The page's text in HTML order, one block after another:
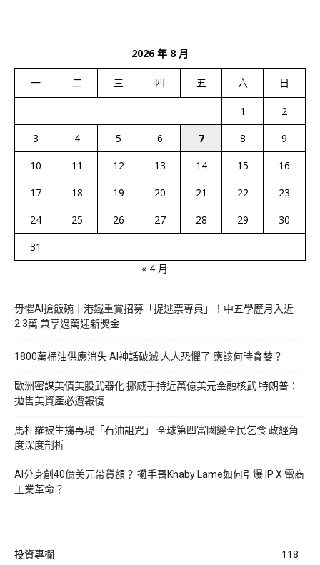
2026 年 8 月
一 二 三 四 五 六 日
1
2
3
4 5 6 7 8
9
10
11 12 13 14 15
16
17
18 19 20 21 22
23
24
25 26 27 28 29
30
31
« 4 月
毋懼AI搶飯碗｜港鐵重賞招募「捉逃票專員」！中五學歷月入近
2.3萬 兼享過萬迎新獎金
1800萬桶油供應消失 AI神話破滅 人人恐懼了 應該何時貪婪？
歐洲密謀美債美股武器化 挪威手持近萬億美元金融核武 特朗普：
拋售美資產必遭報復
馬杜羅被生擒再現「石油詛咒」 全球第四富國變全民乞食 政經角
度深度剖析
AI分身創40億美元帶貨額？ 攤手哥Khaby Lame如何引爆 IP X 電商
工業革命？
投資專欄
118